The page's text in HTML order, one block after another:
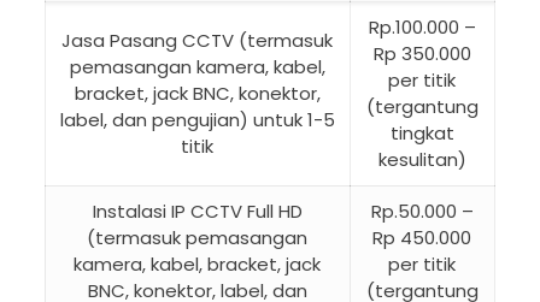
Jasa Pasang CCTV (termasuk
pemasangan kamera, kabel,
bracket, jack BNC, konektor,
label, dan pengujian) untuk 1-5
titik
Rp.100.000 –
Rp 350.000
per titik
(tergantung
tingkat
kesulitan)
Instalasi IP CCTV Full HD
(termasuk pemasangan
kamera, kabel, bracket, jack
BNC, konektor, label, dan
Rp.50.000 –
Rp 450.000
per titik
(tergantung